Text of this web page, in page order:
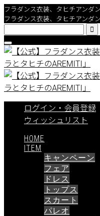
フラダンス衣装、タヒチアンダ
フラダンス衣装、タヒチアンダ

ログイン・会員登録
ウィッシュリスト
HOME
ITEM
キャンペーン
フェア
ドレス
トップス
スカート
パレオ